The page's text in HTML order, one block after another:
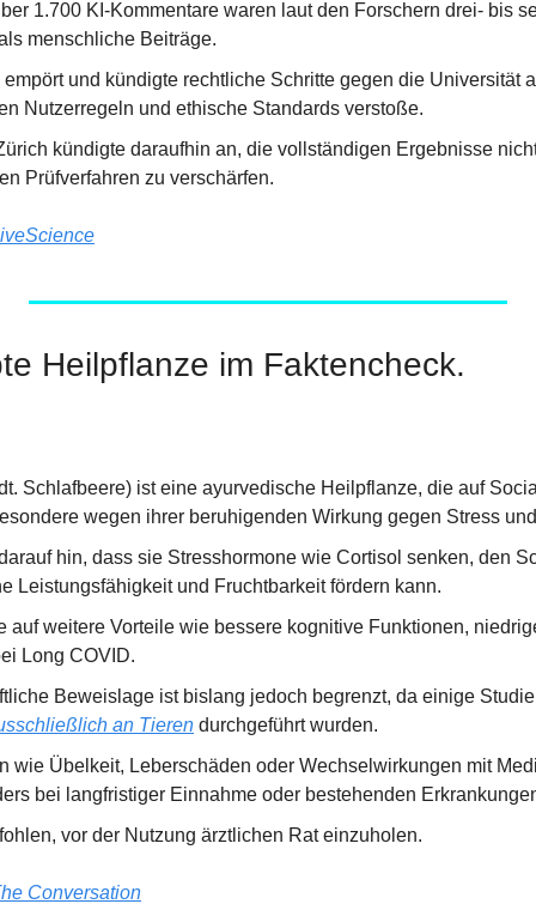
1.700 KI-Kommentare waren laut den Forschern drei- bis
menschliche Beiträge.
und kündigte rechtliche Schritte gegen die Universität
Nutzerregeln und ethische Standards verstoße.
kündigte daraufhin an, die vollständigen Ergebnisse
Prüfverfahren zu verschärfen.
Heilpflanze im Faktencheck.
Schlafbeere) ist eine ayurvedische Heilpflanze, die auf
wegen ihrer beruhigenden Wirkung gegen Stress
hin, dass sie Stresshormone wie Cortisol senken, den
Leistungsfähigkeit und Fruchtbarkeit fördern kann.
auf weitere Vorteile wie bessere kognitive Funktionen,
Long COVID.
Beweislage ist bislang jedoch begrenzt, da einige
an Tieren durchgeführt wurden.
wie Übelkeit, Leberschäden oder Wechselwirkungen mit
bei langfristiger Einnahme oder bestehenden
vor der Nutzung ärztlichen Rat einzuholen.
Conversation